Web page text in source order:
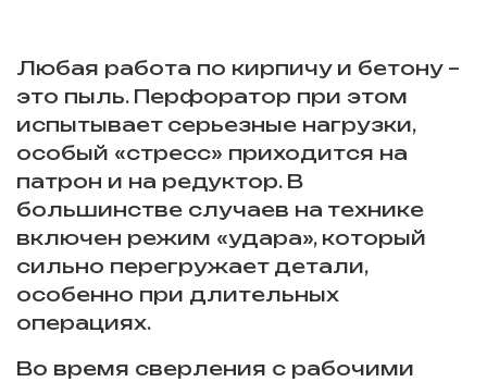
Любая работа по кирпичу и бетону –
это пыль. Перфоратор при этом
испытывает серьезные нагрузки,
особый «стресс» приходится на
патрон и на редуктор. В
большинстве случаев на технике
включен режим «удара», который
сильно перегружает детали,
особенно при длительных
операциях.
Во время сверления с рабочими